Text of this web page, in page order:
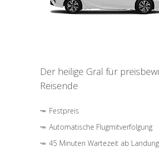
Der heilige Gral für
Reisende
Festpreis
Automatische Flugmitverfolgung
45 Minuten Wartezeit ab Landung